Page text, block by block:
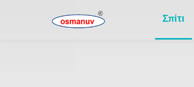
Σπίτι